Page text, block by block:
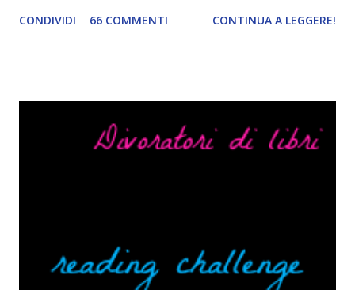
mi piacerebbe tanto leggerlo c: 25 FATTI LIBRESCHI SU DI
per sbaglio si piega un angolo o qualcuno lo evidenziasse
problema. Non leggo sempre la trama o, meglio, lo faccio
solo in parte per godermi di più il lib...
CONDIVIDI 66 COMMENTI CONTINUA A LEGGERE!